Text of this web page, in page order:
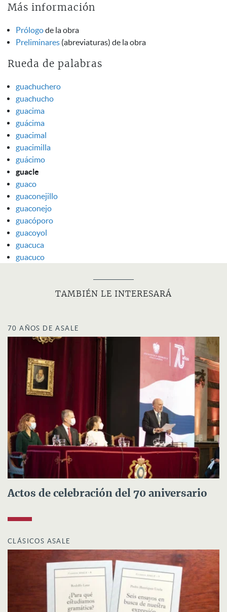
Más información
Prólogode la obra
Preliminares (abreviaturas) de la obra
Rueda de palabras
guachuchero
guachucho
guacima
guácima
guacimal
guacimilla
guácimo
guacle
guaco
guaconejillo
guaconejo
guacóporo
guacoyol
guacuca
guacuco
TAMBIÉN LE INTERESARÁ
70 AÑOS DE ASALE
Actos de celebración del 70 aniversario
CLÁSICOS ASALE